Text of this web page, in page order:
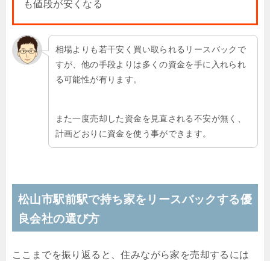
も値段が安くなる
相場よりも若干安く買い取られるリースバックで
すが、他の手段よりは多くの資金を手に入れられ
る可能性が有ります。
また一度売却した資金を見直される不安が無く、
計画どおりに資金を使う事ができます。
松山市駅前駅で持ち家をリースバックする優
良会社の選び方
ここまでを振り返ると、住みながら家を売却するには